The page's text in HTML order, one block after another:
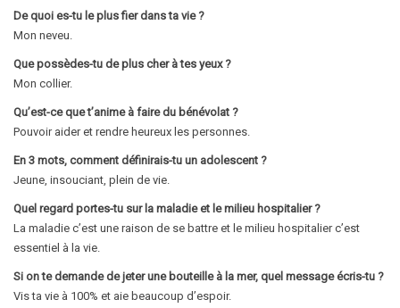
De quoi es-tu le plus fier dans ta vie ?
Mon neveu.
Que possèdes-tu de plus cher à tes yeux ?
Mon collier.
Qu’est-ce que t’anime à faire du bénévolat ?
Pouvoir aider et rendre heureux les personnes.
En 3 mots, comment définirais-tu un adolescent ?
Jeune, insouciant, plein de vie.
Quel regard portes-tu sur la maladie et le milieu hospitalier ?
La maladie c’est une raison de se battre et le milieu hospitalier c’est
essentiel à la vie.
Si on te demande de jeter une bouteille à la mer, quel message écris-tu ?
Vis ta vie à 100% et aie beaucoup d’espoir.